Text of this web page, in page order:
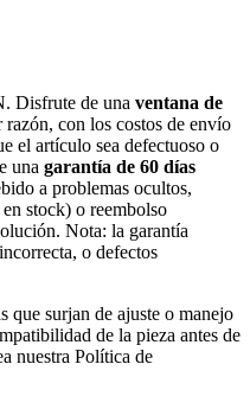
Disfrute de una ventana de
razón, con los costos de envío
el artículo sea defectuoso o
una garantía de 60 días
a problemas ocultos,
stock) o reembolso
Nota: la garantía
o defectos
que surjan de ajuste o manejo
de la pieza antes de
nuestra Política de